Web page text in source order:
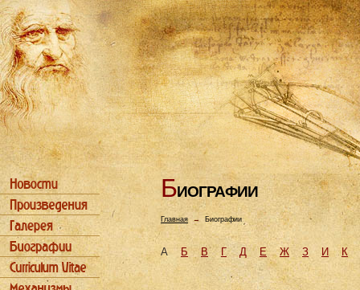
БИОГРАФИИ
Главная→ Биографии
АБ В Г Д Е Ж З И К